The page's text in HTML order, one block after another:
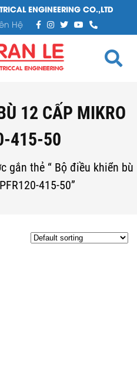
ENGINEERING CO.,LTD
Hệ
12 CẤP MIKRO
415-50
gắn thẻ “ Bộ điều khiển bù
415-50”